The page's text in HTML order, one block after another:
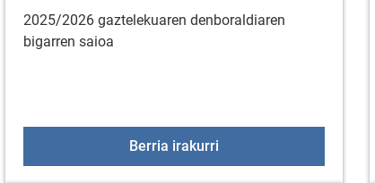
2025/2026 gaztelekuaren denboraldiaren
bigarren saioa
Berria irakurriGaztelekua azaroaren